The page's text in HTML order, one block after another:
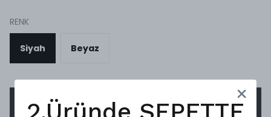
RENK
Siyah Beyaz
SEPETE EKLE